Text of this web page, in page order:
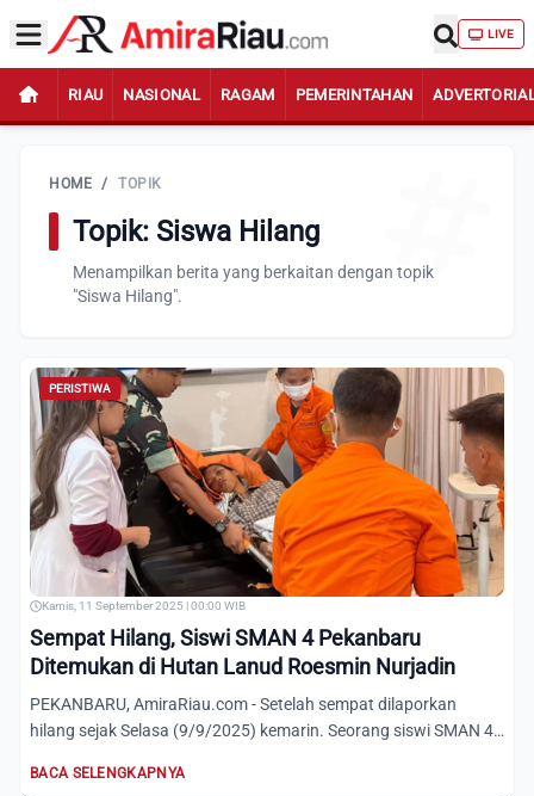
LIVE
RIAU NASIONAL RAGAM PEMERINTAHAN
HOME / TOPIK
Topik: Siswa Hilang
Menampilkan berita yang berkaitan dengan topik
"Siswa Hilang".
PERISTIWA
Kamis, 11 September 2025 | 00:00 WIB
Sempat Hilang, Siswi SMAN 4 Pekanbaru
Ditemukan di Hutan Lanud Roesmin Nurjadin
PEKANBARU, AmiraRiau.com - Setelah sempat dilaporkan
hilang sejak Selasa (9/9/2025) kemarin. Seorang siswi SMAN 4
BACA SELENGKAPNYA